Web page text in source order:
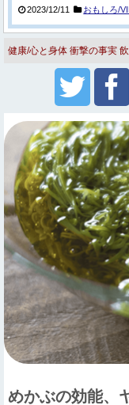
2023/12/11 おもしろ/
健康/心と身体 衝撃の事実
めかぶの効能、